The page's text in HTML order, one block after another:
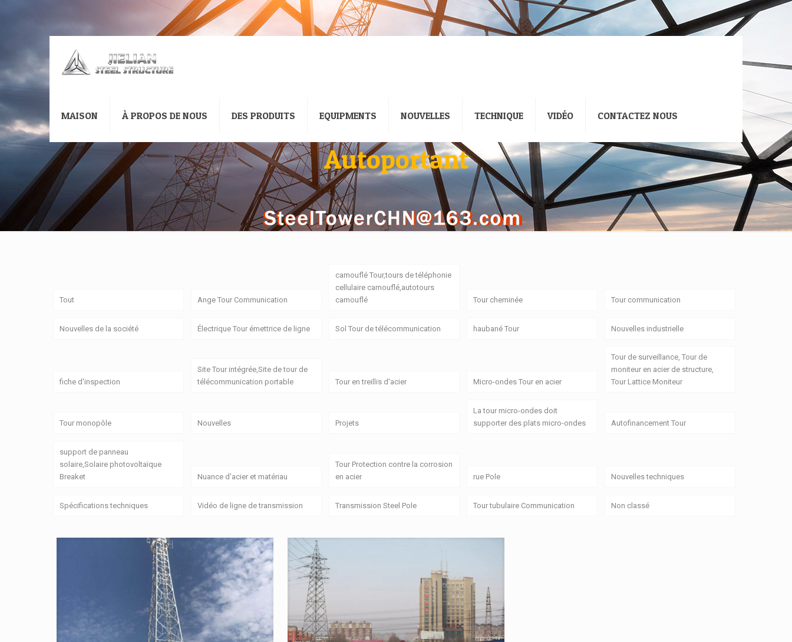
MAISON À PROPOS DE NOUS DES PRODUITS EQUIPMENTS NOUVELLES TECHNIQUE VIDÉO CONTACTEZ NOUS
Autoportant
Tout Ange Tour Communication
camouflé Tour,tours de téléphonie
cellulaire camouflé,autotours
camouflé
Tour cheminée Tour communication
Nouvelles de la société Électrique Tour émettrice de ligne Sol Tour de télécommunication haubané Tour Nouvelles industrielle
fiche d'inspection
Site Tour intégrée,Site de tour de
télécommunication portable
Tour en treillis d'acier Micro-ondes Tour en acier
Tour de surveillance, Tour de
moniteur en acier de structure,
Tour Lattice Moniteur
Tour monopôle Nouvelles Projets
La tour micro-ondes doit
supporter des plats micro-ondes
Autofinancement Tour
support de panneau
solaire,Solaire photovoltaïque
Breaket
Nuance d'acier et matériau
Tour Protection contre la corrosion
en acier
rue Pole Nouvelles techniques
Spécifications techniques Vidéo de ligne de transmission Transmission Steel Pole Tour tubulaire Communication Non classé